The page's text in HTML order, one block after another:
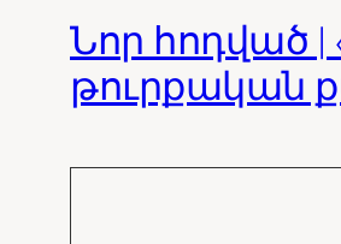
Նոր հոդված |
թուրքական